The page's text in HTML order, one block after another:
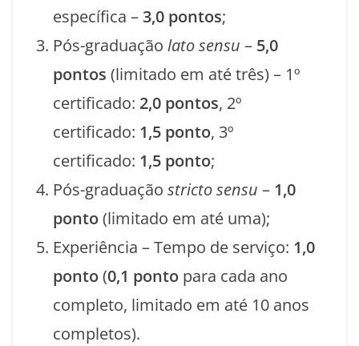
específica –3,0 pontos;
Pós-graduação lato sensu – 5,0
pontos (limitado em até três) – 1º
certificado: 2,0 pontos, 2º
certificado: 1,5 ponto, 3º
certificado: 1,5 ponto;
Pós-graduação stricto sensu – 1,0
ponto(limitado em até uma);
Experiência – Tempo de serviço: 1,0
ponto(0,1 ponto para cada ano
completo, limitado em até 10 anos
completos).